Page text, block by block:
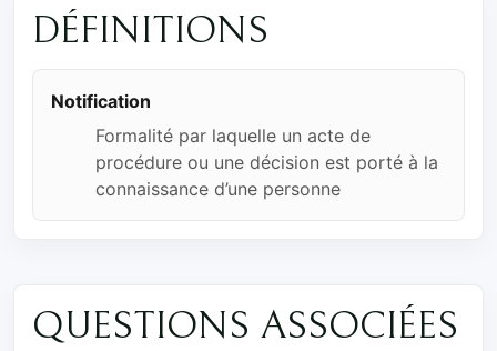
DÉFINITIONS
Notification
Formalité par laquelle un acte de
procédure ou une décision est porté à la
connaissance d’une personne
QUESTIONS ASSOCIÉES